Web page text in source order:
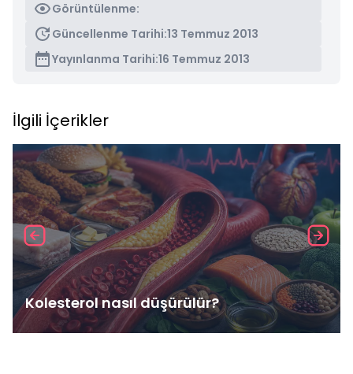
Görüntülenme:
Güncellenme Tarihi:13 Temmuz 2013
Yayınlanma Tarihi:16 Temmuz 2013
İlgili İçerikler
Kolesterol nasıl düşürülür?